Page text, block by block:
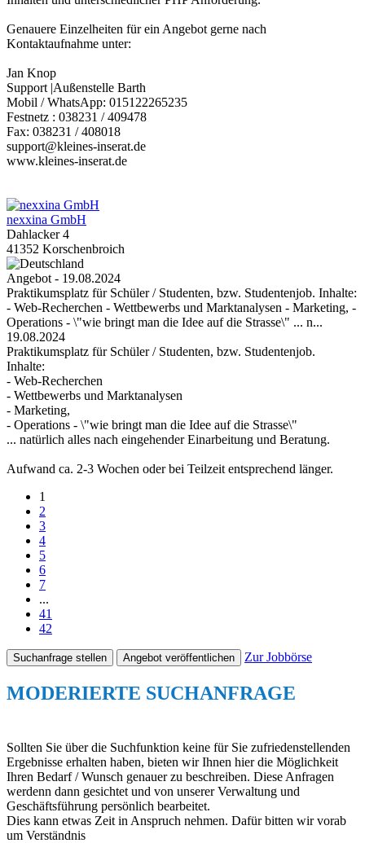
Genauere Einzelheiten für ein Angebot gerne nach
Kontaktaufnahme unter:
Jan Knop
Support |Außenstelle Barth
Mobil / WhatsApp: 015122265235
Festnetz : 038231 / 409478
Fax: 038231 / 408018
support@kleines-inserat.de
www.kleines-inserat.de
nexxina GmbH
Dahlacker 4
41352 Korschenbroich
Angebot - 19.08.2024
Praktikumsplatz für Schüler / Studenten, bzw. Studentenjob. Inhalte:
- Web-Recherchen - Wettbewerbs und Marktanalysen - Marketing, -
Operations - \"wie bringt man die Idee auf die Strasse\" ... n...
19.08.2024
Praktikumsplatz für Schüler / Studenten, bzw. Studentenjob.
Inhalte:
- Web-Recherchen
- Wettbewerbs und Marktanalysen
- Marketing,
- Operations - \"wie bringt man die Idee auf die Strasse\"
... natürlich alles nach eingehender Einarbeitung und Beratung.
Aufwand ca. 2-3 Wochen oder bei Teilzeit entsprechend länger.
1
2
3
4
5
6
7
...
41
42
Suchanfrage stellen Angebot veröffentlichen Zur Jobbörse
MODERIERTE SUCHANFRAGE
Sollten Sie über die Suchfunktion keine für Sie zufriedenstellenden
Ergebnisse erhalten haben, bieten wir Ihnen hier die Möglichkeit
Ihren Bedarf / Wunsch genauer zu beschreiben. Diese Anfragen
werdenn dann gesichtet und von unserer Verwaltung und
Geschäftsführung persönlich bearbeitet.
Dies kann etwas Zeit in Anspruch nehmen. Dafür bitten wir vorab
um Verständnis